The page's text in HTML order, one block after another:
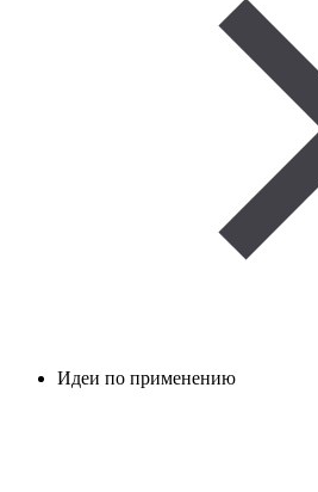
Идеи по применению